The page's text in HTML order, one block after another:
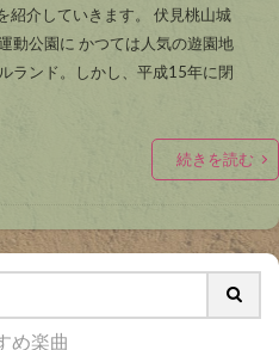
紹介していきます。 伏見桃山城
動公園に かつては人気の遊園地
ランド。しかし、平成15年に閉
続きを読む
め楽曲